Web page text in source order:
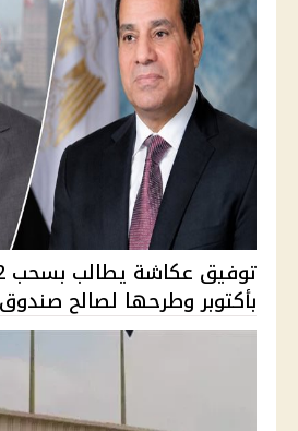
بأكتوبر وطرحها لصالح